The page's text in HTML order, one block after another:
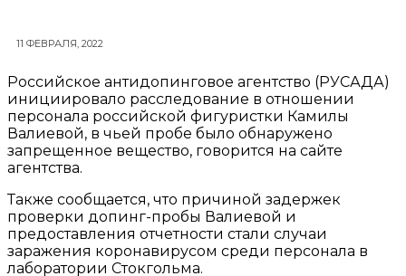
11 ФЕВРАЛЯ, 2022
Российское антидопинговое агентство (РУСАДА)
инициировало расследование в отношении
персонала российской фигуристки Камилы
Валиевой, в чьей пробе было обнаружено
запрещенное вещество, говорится на сайте
агентства.
Также сообщается, что причиной задержек
проверки допинг-пробы Валиевой и
предоставления отчетности стали случаи
заражения коронавирусом среди персонала в
лаборатории Стокгольма.